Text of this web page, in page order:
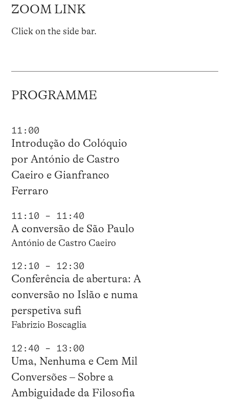
ZOOM LINK
Click on the side bar.
PROGRAMME
11:00
Introdução do Colóquio
por António de Castro
Caeiro e Gianfranco
Ferraro
11:10 – 11:40
A conversão de São Paulo
António de Castro Caeiro
12:10 – 12:30
Conferência de abertura: A
conversão no Islão e numa
perspetiva sufi
Fabrizio Boscaglia
12:40 – 13:00
Uma, Nenhuma e Cem Mil
Conversões – Sobre a
Ambiguidade da Filosofia